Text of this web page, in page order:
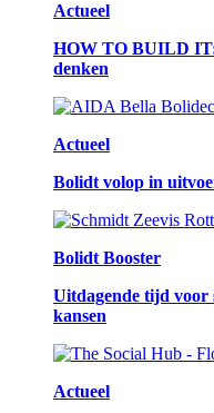
Actueel
HOW TO BUILD
denken
Actueel
Bolidt volop in
Bolidt Booster
Uitdagende tijd voor
kansen
Actueel